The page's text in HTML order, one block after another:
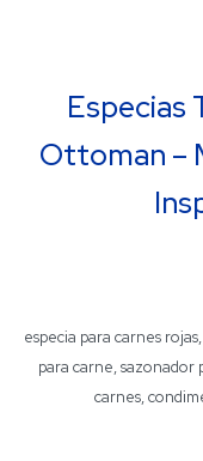
Especias
Ottoman –
especia para carnes
para carne, sazonador
carnes,